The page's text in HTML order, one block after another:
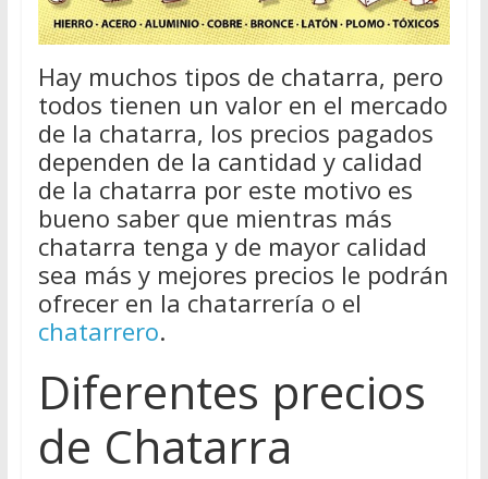
Hay muchos tipos de chatarra, pero
todos tienen un valor en el mercado
de la chatarra, los precios pagados
dependen de la cantidad y calidad
de la chatarra por este motivo es
bueno saber que mientras más
chatarra tenga y de mayor calidad
sea más y mejores precios le podrán
ofrecer en la chatarrería o el
chatarrero.
Diferentes precios
de Chatarra